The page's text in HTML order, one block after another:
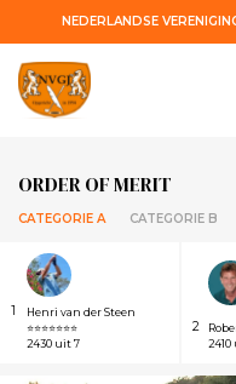
NEDERLANDSE
ORDER OF MERIT
CATEGORIE A CATEGORIE B
1
Henri van der Steen
⭐⭐⭐⭐⭐⭐⭐
2430 uit 7
2
2410